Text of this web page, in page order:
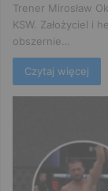
Trener Mirosław
KSW. Założyciel i
obszernie…
Czytaj więcej